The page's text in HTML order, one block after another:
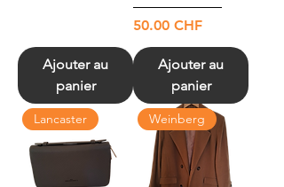
Ajouter au
panier
Prix
50.00 CHF
Ajouter au
panier
Lancaster Weinberg